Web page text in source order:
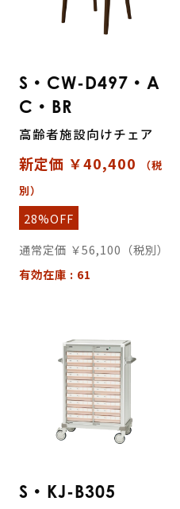
S・CW-D497・A
C・BR
高齢者施設向けチェア
新定価 ￥40,400
（税
別）
28%OFF
通常定価 ￥56,100（税別）
有効在庫 : 61
S・KJ-B305